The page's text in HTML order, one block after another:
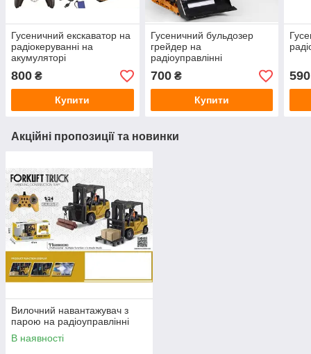
Гусеничний екскаватор на
радіокеруванні на
акумуляторі
800 ₴
Купити
Гусеничний бульдозер
грейдер на
радіоуправлінні
700₴
Купити
590
Акційні пропозиції та новинки
Вилочний навантажувач з
парою на радіоуправлінні
В наявності